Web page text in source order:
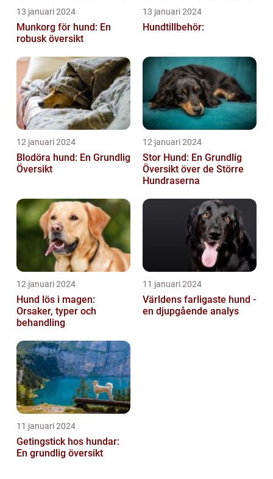
13 januari 2024
Munkorg för hund: En
robusk översikt
13 januari 2024
Hundtillbehör:
12 januari 2024
Blodöra hund: En Grundlig
Översikt
12 januari 2024
Stor Hund: En Grundlig
Översikt över de Större
Hundraserna
12 januari 2024
Hund lös i magen:
Orsaker, typer och
behandling
11 januari 2024
Världens farligaste hund -
en djupgående analys
11 januari 2024
Getingstick hos hundar:
En grundlig översikt